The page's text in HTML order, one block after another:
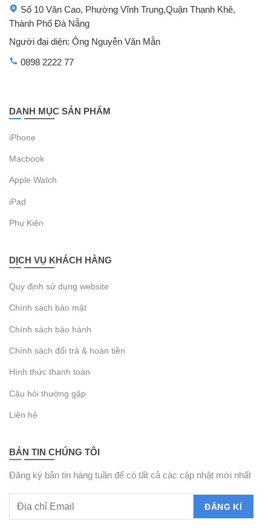
Số 10 Văn Cao, Phường Vĩnh Trung,Quận Thanh Khê,
Thành Phố Đà Nẵng
Người đại diện: Ông Nguyễn Văn Mẵn
0898 2222 77
DANH MỤC SẢN PHẨM
iPhone
Macbook
Apple Watch
iPad
Phụ Kiện
DỊCH VỤ KHÁCH HÀNG
Quy định sử dụng website
Chính sách bảo mật
Chính sách bảo hành
Chính sách đổi trả & hoàn tiền
Hình thức thanh toán
Câu hỏi thường gặp
Liên hệ
BẢN TIN CHÚNG TÔI
Đăng ký bản tin hàng tuần để có tất cả các cập nhật mới nhất